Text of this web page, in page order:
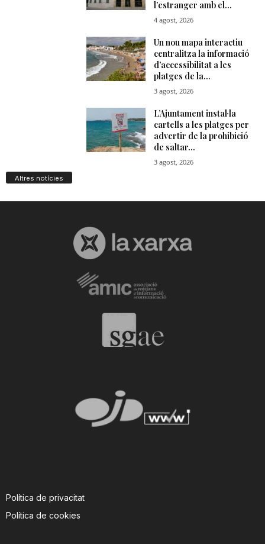
Altres notícies
Política de privacitat
Política de cookies